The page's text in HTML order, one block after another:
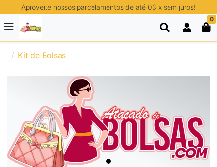
Aproveite nossos parcelamentos de até 03 x sem juros!
0
Kit de Bolsas